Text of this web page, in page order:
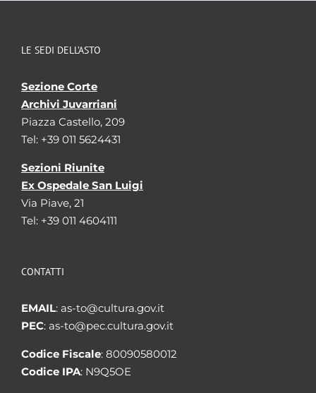
LE SEDI DELL’ASTO
Sezione Corte
Archivi Juvarriani
Piazza Castello, 209
Tel: +39 011 5624431
Sezioni Riunite
Ex Ospedale San Luigi
Via Piave, 21
Tel: +39 011 4604111
CONTATTI
EMAIL: as-to@cultura.gov.it
PEC: as-to@pec.cultura.gov.it
Codice Fiscale: 80090580012
Codice IPA: N9Q5OE